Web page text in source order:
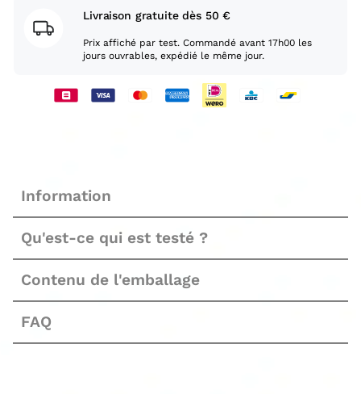
Livraison gratuite dès 50 €
Prix affiché par test. Commandé avant 17h00 les
jours ouvrables, expédié le même jour.
Information
Qu'est-ce qui est testé ?
Contenu de l'emballage
FAQ